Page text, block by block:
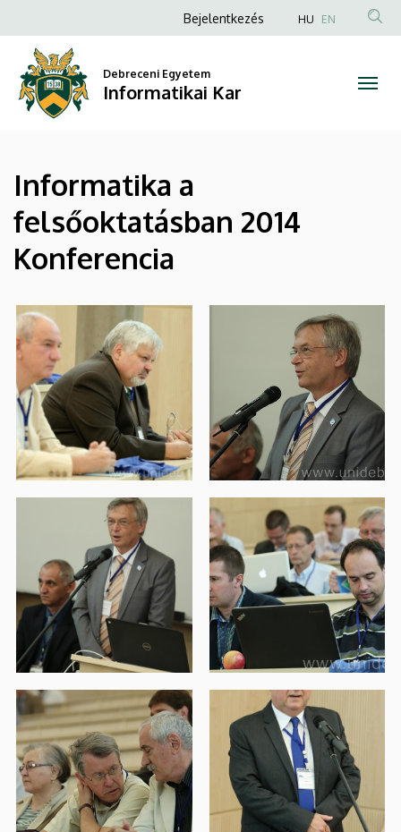
Informatikai
Kar
a
tartalomra
Anonim
fiók
menüje
Bejelentkezés HU EN
Debreceni Egyetem
Informatikai Kar
Informatika a
felsőoktatásban 2014
Konferencia